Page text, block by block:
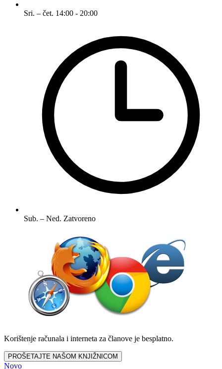
Sri. – čet. 14:00 - 20:00
Sub. – Ned. Zatvoreno
Korištenje računala i interneta za članove je besplatno.
PROŠETAJTE NAŠOM KNJIŽNICOM
Novo